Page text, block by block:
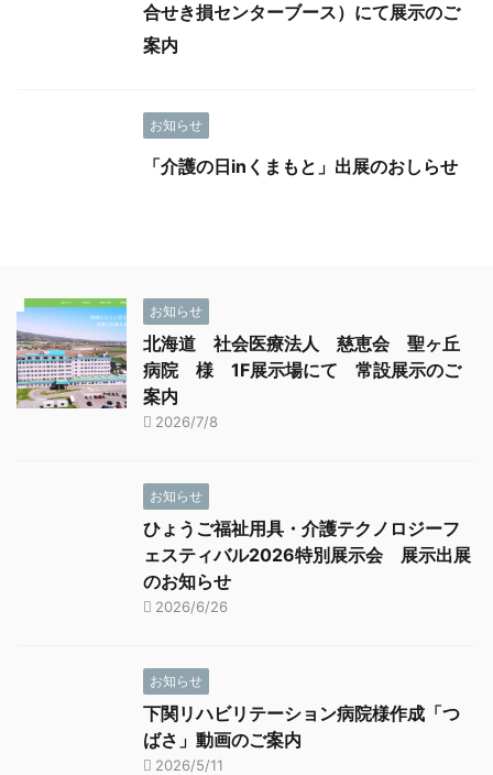
合せき損センターブース）にて展示のご
案内
お知らせ
「介護の日inくまもと」出展のおしらせ
お知らせ
北海道 社会医療法人 慈恵会 聖ヶ丘
病院 様 1F展示場にて 常設展示のご
案内
2026/7/8
お知らせ
ひょうご福祉用具・介護テクノロジーフ
ェスティバル2026特別展示会 展示出展
のお知らせ
2026/6/26
お知らせ
下関リハビリテーション病院様作成「つ
ばさ」動画のご案内
2026/5/11